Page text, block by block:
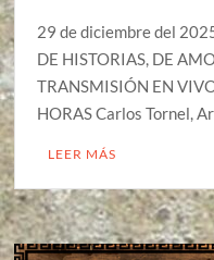
29 de diciembre del
DE HISTORIAS, DE
TRANSMISIÓN EN
HORAS Carlos Tornel,
LEER MÁS